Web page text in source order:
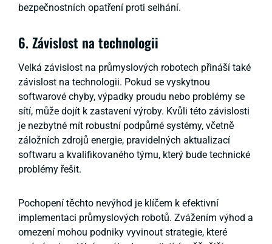
bezpečnostních opatření proti selhání.
6. Závislost na technologii
Velká závislost na průmyslových robotech přináší také
závislost na technologii. Pokud se vyskytnou
softwarové chyby, výpadky proudu nebo problémy se
sítí, může dojít k zastavení výroby. Kvůli této závislosti
je nezbytné mít robustní podpůrné systémy, včetně
záložních zdrojů energie, pravidelných aktualizací
softwaru a kvalifikovaného týmu, který bude technické
problémy řešit.
Pochopení těchto nevýhod je klíčem k efektivní
implementaci průmyslových robotů. Zvážením výhod a
omezení mohou podniky vyvinout strategie, které